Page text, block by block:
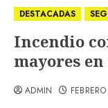
DESTACADAS
Incendio
mayores en
ADMIN